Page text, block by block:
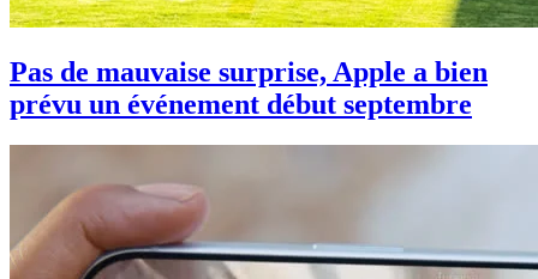
Pas de mauvaise surprise, Apple a bien
prévu un événement début septembre